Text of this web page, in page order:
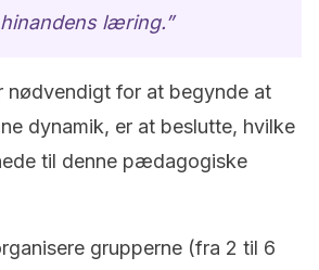
hinandens læring.”
nødvendigt for at begynde at
dynamik, er at beslutte, hvilke
til denne pædagogiske
grupperne (fra 2 til 6